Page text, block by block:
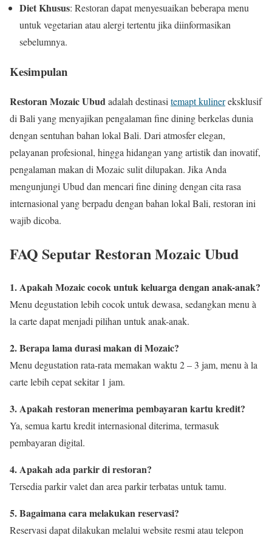
Diet Khusus: Restoran dapat menyesuaikan beberapa menu
untuk vegetarian atau alergi tertentu jika diinformasikan
sebelumnya.
Kesimpulan
Restoran Mozaic Ubudadalah destinasi temapt kulinereksklusif
di Bali yang menyajikan pengalaman fine dining berkelas dunia
dengan sentuhan bahan lokal Bali. Dari atmosfer elegan,
pelayanan profesional, hingga hidangan yang artistik dan inovatif,
pengalaman makan di Mozaic sulit dilupakan. Jika Anda
mengunjungi Ubud dan mencari fine dining dengan cita rasa
internasional yang berpadu dengan bahan lokal Bali, restoran ini
wajib dicoba.
FAQ Seputar Restoran Mozaic Ubud
1. Apakah Mozaic cocok untuk keluarga dengan anak-anak?
Menu degustation lebih cocok untuk dewasa, sedangkan menu à
la carte dapat menjadi pilihan untuk anak-anak.
2. Berapa lama durasi makan di Mozaic?
Menu degustation rata-rata memakan waktu 2 – 3 jam, menu à la
carte lebih cepat sekitar 1 jam.
3. Apakah restoran menerima pembayaran kartu kredit?
Ya, semua kartu kredit internasional diterima, termasuk
pembayaran digital.
4. Apakah ada parkir di restoran?
Tersedia parkir valet dan area parkir terbatas untuk tamu.
5. Bagaimana cara melakukan reservasi?
Reservasi dapat dilakukan melalui website resmi atau telepon